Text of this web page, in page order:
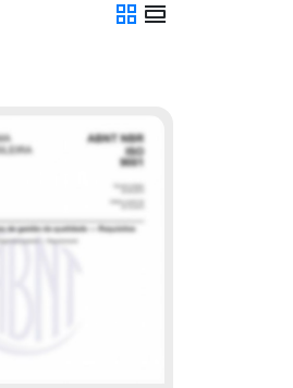
grid_view view_day